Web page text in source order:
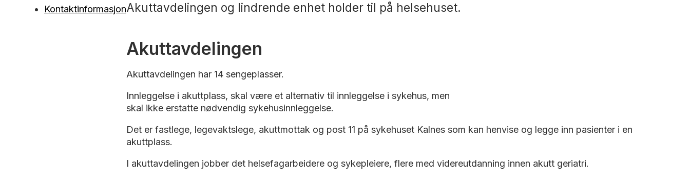
KontaktinformasjonAkuttavdelingen og lindrende enhet holder til på helsehuset.
Akuttavdelingen
Akuttavdelingen har 14 sengeplasser.
Innleggelse i akuttplass, skal være et alternativ til innleggelse i sykehus, men
skal ikke erstatte nødvendig sykehusinnleggelse.
Det er fastlege, legevaktslege, akuttmottak og post 11 på sykehuset Kalnes som kan henvise og legge inn pasienter i en
akuttplass.
I akuttavdelingen jobber det helsefagarbeidere og sykepleiere, flere med videreutdanning innen akutt geriatri.